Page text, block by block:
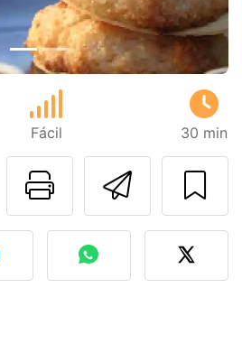
Fácil 30 min
Imprimir
al autor
foto de esta